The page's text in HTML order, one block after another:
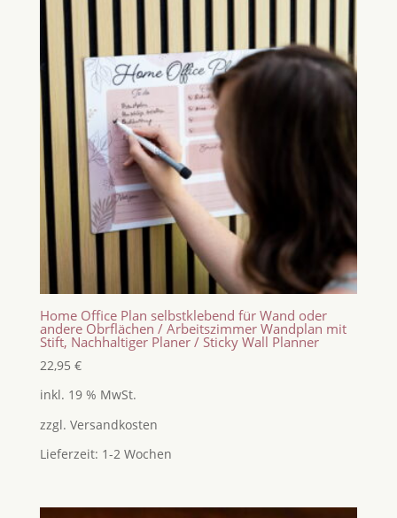
Home Office Plan selbstklebend für Wand oder
andere Obrflächen / Arbeitszimmer Wandplan mit
Stift, Nachhaltiger Planer / Sticky Wall Planner
22,95 €
inkl. 19 % MwSt.
zzgl. Versandkosten
Lieferzeit: 1-2 Wochen